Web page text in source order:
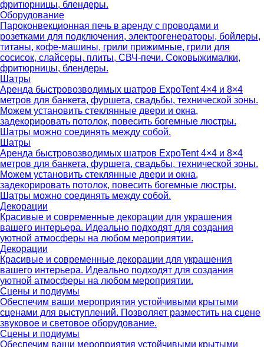
фритюрницы, блендеры.
Оборудование
Пароконвекционная печь в аренду с проводами и
розетками для подключения, электрогенераторы, бойлеры,
титаны, кофе-машины, грили прижимные, грили для
сосисок, слайсеры, плиты, СВЧ-печи. Соковыжималки,
фритюрницы, блендеры.
Шатры
Аренда быстровозводимых шатров ExpoTent 4×4 и 8×4
метров для банкета, фуршета, свадьбы, технической зоны.
Можем установить стеклянные двери и окна,
задекорировать потолок, повесить богемные люстры.
Шатры можно соединять между собой.
Шатры
Аренда быстровозводимых шатров ExpoTent 4×4 и 8×4
метров для банкета, фуршета, свадьбы, технической зоны.
Можем установить стеклянные двери и окна,
задекорировать потолок, повесить богемные люстры.
Шатры можно соединять между собой.
Декорации
Красивые и современные декорации для украшения
вашего интерьера. Идеально подходят для создания
уютной атмосферы на любом мероприятии.
Декорации
Красивые и современные декорации для украшения
вашего интерьера. Идеально подходят для создания
уютной атмосферы на любом мероприятии.
Сцены и подиумы
Обеспечим ваши мероприятия устойчивыми крытыми
сценами для выступлений. Позволяет разместить на сцене
звуковое и световое оборудование.
Сцены и подиумы
Обеспечим ваши мероприятия устойчивыми крытыми